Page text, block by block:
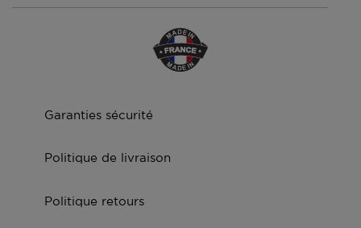
Garanties sécurité
Politique de livraison
Politique retours